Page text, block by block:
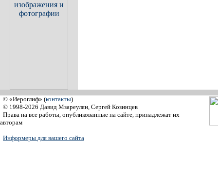
© «Иероглиф» (контакты)
© 1998-2026 Давид Мзареулян, Сергей Козинцев
Права на все работы, опубликованные на сайте, принадлежат их
авторам
Информеры для вашего сайта